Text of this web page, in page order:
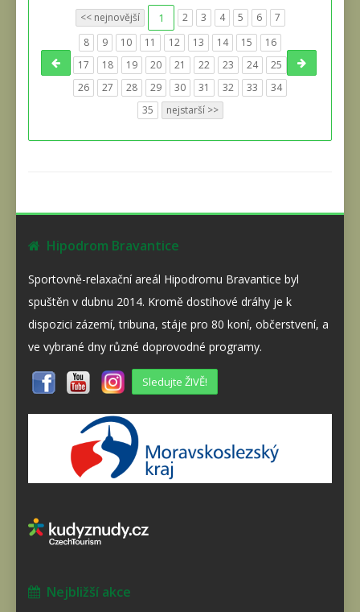
<< nejnovější 1 2 3 4 5 6
7
8
9 10 11 12 13 14 15
16
17
18 19 20 21 22 23 24
25
26
27 28 29 30 31 32 33
34
35
nejstarší >>
Hipodrom Bravantice
Sportovně-relaxační areál Hipodromu Bravantice byl
spuštěn v dubnu 2014. Kromě dostihové dráhy je k
dispozici zázemí, tribuna, stáje pro 80 koní, občerstvení, a
ve vybrané dny různé doprovodné programy.
Sledujte ŽIVĚ!
Nejbližší akce